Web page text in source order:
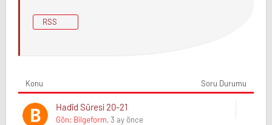
RSS
Konu Soru Durumu
Hadîd Sûresi 20-21
Gön: Bilgeform, 3 ay önce